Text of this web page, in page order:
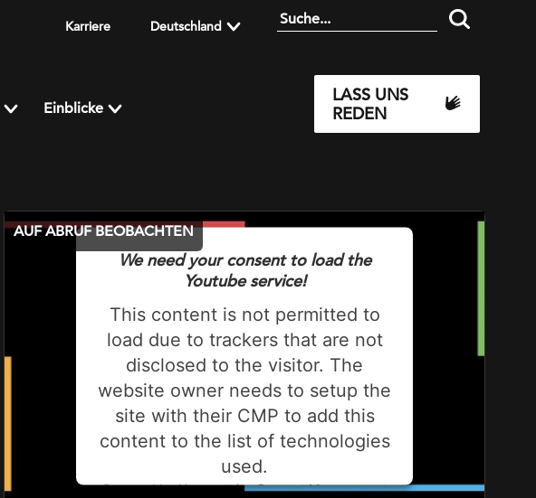
Karriere Deutschland
Einblicke
LASS UNS
REDEN
We need your consent to load the
Youtube service!
This content is not permitted to
load due to trackers that are not
disclosed to the visitor. The
website owner needs to setup the
site with their CMP to add this
content to the list of technologies
used.
Powered byUsercentrics Consent Management
AUF ABRUF BEOBACHTEN